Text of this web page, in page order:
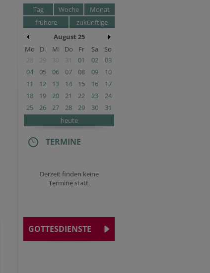
Tag Woche
Monat
frühere
zukünftige
August 25
Mo
Di Mi Do Fr Sa
So
28
29 30 31 01 02
03
04
05 06 07 08 09
10
11
12 13 14 15 16
17
18
19 20 21 22 23
24
25
26 27 28 29 30
31
heute
TERMINE
Derzeit finden keine
Termine statt.
GOTTESDIENSTE